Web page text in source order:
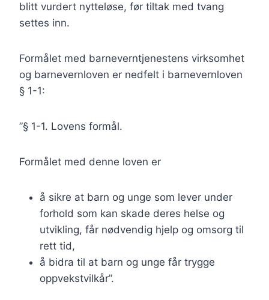
blitt vurdert nytteløse, før tiltak med tvang
settes inn.
Formålet med barneverntjenestens virksomhet
og barnevernloven er nedfelt i barnevernloven
§ 1-1:
”§ 1-1. Lovens formål.
Formålet med denne loven er
å sikre at barn og unge som lever under
forhold som kan skade deres helse og
utvikling, får nødvendig hjelp og omsorg til
rett tid,
å bidra til at barn og unge får trygge
oppvekstvilkår”.